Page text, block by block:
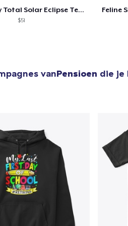
Feline Shady Total Solar Eclipse Texas
$51
vanPensioen die je